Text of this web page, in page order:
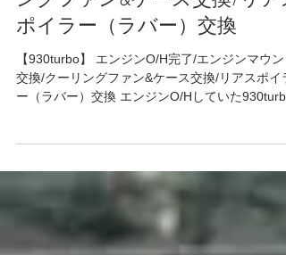
エンジンマウント交換/クーリ
ングファン&ケース交換/リア
ポイラー（ラバー）交換
【930turbo】 エンジンO/H完了/エンジンマウン
が多く･･･書けませんが、かなり多く･･･ ようや
完了しました🙌🙌🙌 エンジンマウントも謎な社
品が装着されており、エンジン搭載位置が低かっ
たので純正品に交換⭐️ 正常な位置に戻り、下がり
過ぎていたマフラー上に上がりました💫 クーリ